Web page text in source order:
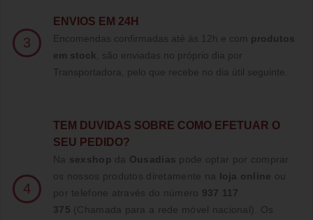
3
ENVIOS EM 24H
Encomendas confirmadas até às 12h e com produtos
em stock , são enviadas no próprio dia por
Transportadora, pelo que recebe no dia útil seguinte.
4
TE M DUVIDAS SOBRE COMO EFETUAR O
SEU PEDIDO?
Na sexshop da Ousadias pode optar por comprar
os nossos produtos diretamente na loja online ou
por telefone através do número 937 117
375 (Chamada para a rede móvel nacional)
. Os